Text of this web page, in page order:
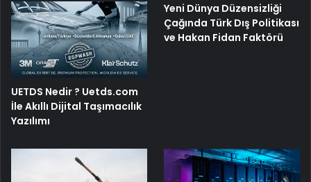
UETDS Nedir ? Uetds.com
İle Akıllı Dijital Taşımacılık
Yazılımı
Yeni Dünya Düzensizliği
Çağında Türk Dış Politikası
ve Hakan Fidan Faktörü